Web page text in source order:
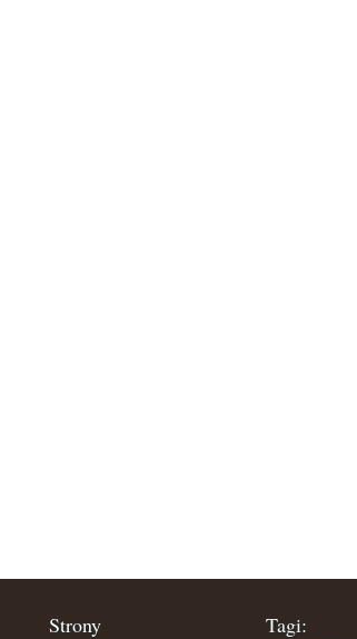
Strony Tagi: